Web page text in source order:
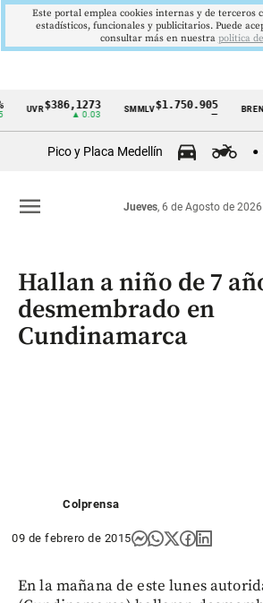
Cintillo
Colombia
$386,1273
▲ 0.03
SMMLV$1.750.905 BRENT
Pico y Placa Medellín
Jueves, 6 de Agosto de 2026
menu
Hallan a niño de 7
desmembrado en
Cundinamarca
Colprensa
09 de febrero de 2015
En la mañana de este lunes
Este portal emplea cookies internas y de terceros
estadísticos, funcionales y publicitarios. Puede
consultar más en nuestra politica